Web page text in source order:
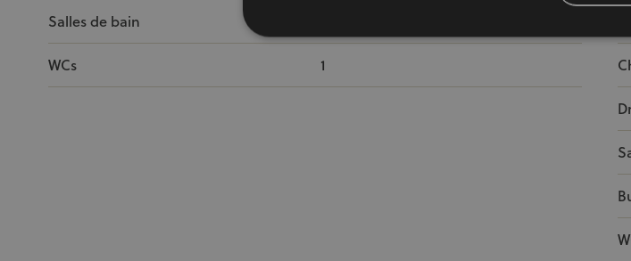
Salles de bain
WCs 1